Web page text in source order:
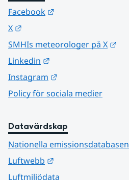
Facebook
X
SMHIs meteorologer på X
Linkedin
Instagram
Policy för sociala medier
Datavärdskap
Nationella emissionsdatabasen
Luftwebb
Luftmiljödata